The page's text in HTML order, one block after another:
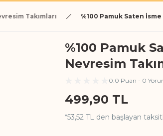
Takımları %100 Pamuk Saten
%100 Pamuk
Nevresim
0.0 Puan - 0
499,90 TL
*53,52 TL den başlayan